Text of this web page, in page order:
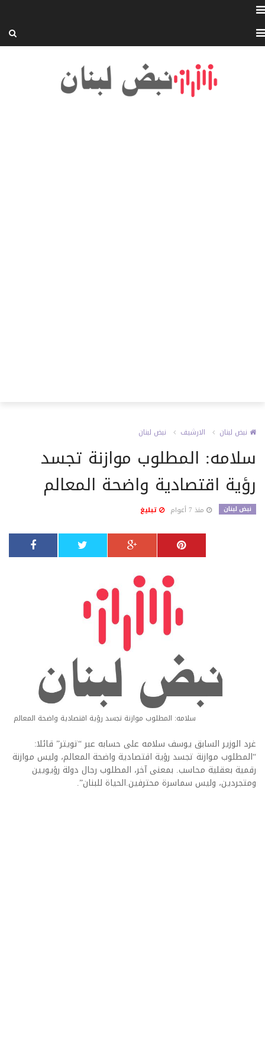
نبض لبنان الارشيف نبض لبنان
سلامه: المطلوب موازنة تجسد
رؤية اقتصادية واضحة المعالم
نبض لبنان منذ 7 أعوام تبليغ
سلامه: المطلوب موازنة تجسد رؤية اقتصادية واضحة المعالم
غرد الوزير السابق يوسف سلامه على حسابه عبر “تويتر” قائلا:
“المطلوب موازنة تجسد رؤية اقتصادية واضحة المعالم، وليس موازنة
رقمية بعقلية محاسب. بمعنى آخر، المطلوب رجال دولة رؤيويين
ومتجردين، وليس سماسرة محترفين.الحياة للبنان”.